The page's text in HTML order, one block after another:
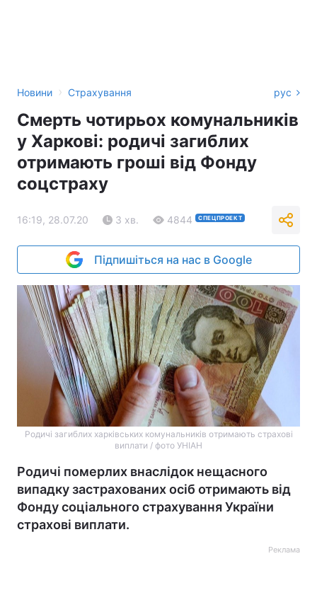
Новини › Страхування рус
Смерть чотирьох комунальників
у Харкові: родичі загиблих
отримають гроші від Фонду
соцстраху
16:19, 28.07.20 3 хв. 4844 СПЕЦПРОЕКТ
Підпишіться на нас в Google
Родичі загиблих харківських комунальників отримають страхові
виплати / фото УНІАН
Родичі померлих внаслідок нещасного
випадку застрахованих осіб отримають від
Фонду соціального страхування України
страхові виплати.
Реклама